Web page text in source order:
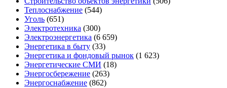
Теплоснабжение (544)
Уголь (651)
Электротехника (300)
Электроэнергетика (6 659)
Энергетика в быту (33)
Энергетика и фондовый рынок (1 623)
Энергетические СМИ (18)
Энергосбережение (263)
Энергоснабжение (862)